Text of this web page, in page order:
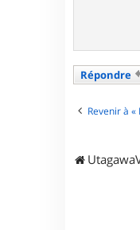
Répondre
Revenir à «